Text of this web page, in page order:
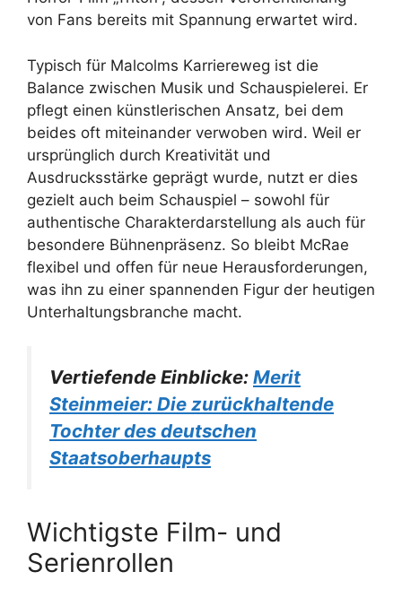
von Fans bereits mit Spannung erwartet wird.
Typisch für Malcolms Karriereweg ist die
Balance zwischen Musik und Schauspielerei. Er
pflegt einen künstlerischen Ansatz, bei dem
beides oft miteinander verwoben wird. Weil er
ursprünglich durch Kreativität und
Ausdrucksstärke geprägt wurde, nutzt er dies
gezielt auch beim Schauspiel – sowohl für
authentische Charakterdarstellung als auch für
besondere Bühnenpräsenz. So bleibt McRae
flexibel und offen für neue Herausforderungen,
was ihn zu einer spannenden Figur der heutigen
Unterhaltungsbranche macht.
Vertiefende Einblicke: Merit
Steinmeier: Die zurückhaltende
Tochter des deutschen
Staatsoberhaupts
Wichtigste Film- und
Serienrollen